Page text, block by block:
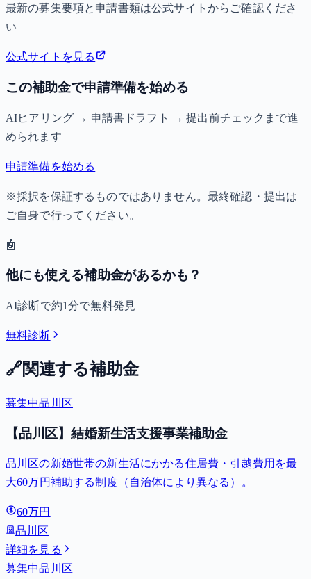
最新の募集要項と申請書類は公式サイトからご確認くださ
い
公式サイトを見る
この補助金で申請準備を始める
AIヒアリング → 申請書ドラフト → 提出前チェックまで進
められます
申請準備を始める
※採択を保証するものではありません。最終確認・提出は
ご自身で行ってください。
🤖
他にも使える補助金があるかも？
AI診断で約1分で無料発見
無料診断
🔗関連する補助金
募集中品川区
【品川区】結婚新生活支援事業補助金
品川区の新婚世帯の新生活にかかる住居費・引越費用を最
大60万円補助する制度（自治体により異なる）。
60万円
品川区
詳細を見る
募集中品川区